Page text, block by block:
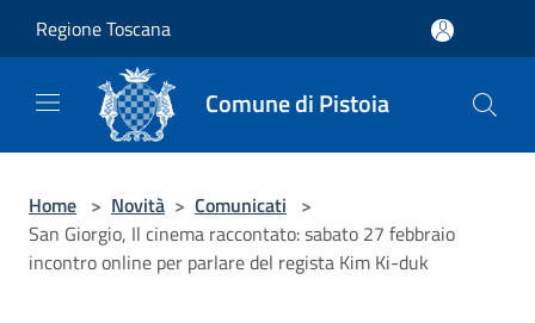
Regione Toscana
Comune di Pistoia
Home > Novità > Comunicati >
San Giorgio, Il cinema raccontato: sabato 27 febbraio
incontro online per parlare del regista Kim Ki-duk